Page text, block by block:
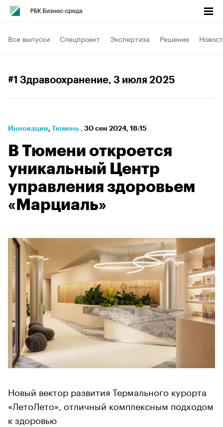
Все выпуски Спецпроект Экспертиза Решение
#1 Здравоохранение, 3 июля 2025
Инновации⁠, Тюмень , 30 сен 2024, 18:15
В Тюмени откроется
уникальный Центр
управления здоровьем
«Марциаль»
Новый вектор развития Термального курорта
«ЛетоЛето», отличный комплексным подходом
к здоровью